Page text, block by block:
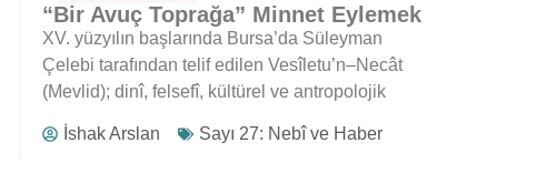
“Bir Avuç Toprağa” Minnet Eylemek
XV. yüzyılın başlarında Bursa’da Süleyman
Çelebi tarafından telif edilen Vesîletu’n–Necât
(Mevlid); dinî, felsefî, kültürel ve antropolojik
İshak Arslan Sayı 27: Nebî ve Haber